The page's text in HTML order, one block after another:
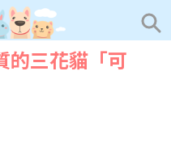
的三花貓「可